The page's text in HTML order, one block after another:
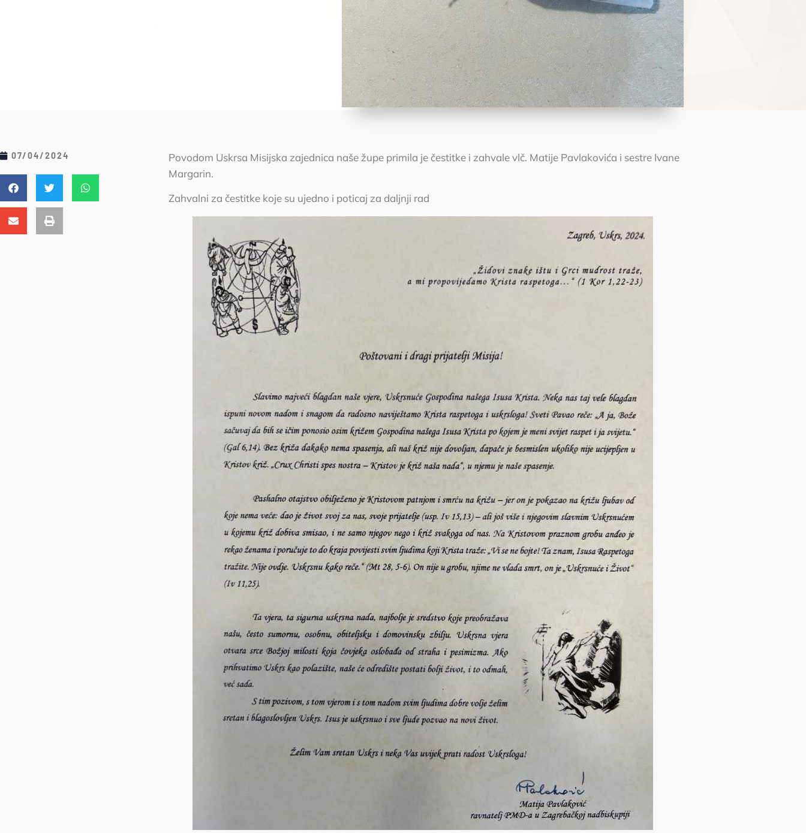
07/04/2024
Povodom Uskrsa Misijska zajednica naše župe primila je čestitke i zahvale vlč. Matije Pavlakovića i sestre Ivane
Margarin.
Zahvalni za čestitke koje su ujedno i poticaj za daljnji rad